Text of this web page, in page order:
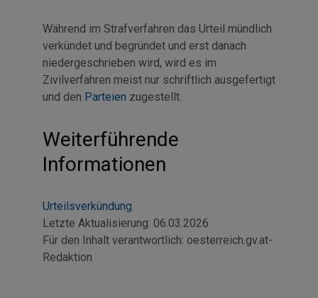
Während im Strafverfahren das Urteil mündlich
verkündet und begründet und erst danach
niedergeschrieben wird, wird es im
Zivilverfahren meist nur schriftlich ausgefertigt
und den Parteien zugestellt.
Weiterführende
Informationen
Urteilsverkündung
Letzte Aktualisierung: 06.03.2026
Für den Inhalt verantwortlich: oesterreich.gv.at-
Redaktion